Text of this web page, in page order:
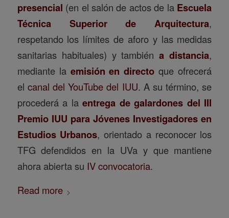
presencial (en el salón de actos de la Escuela
Técnica Superior de Arquitectura,
respetando los límites de aforo y las medidas
sanitarias habituales) y tambiéna distancia,
mediante la emisión en directo que ofrecerá
el canal del YouTube del IUU. A su término, se
procederá a laentrega de galardones del III
Premio IUU para Jóvenes Investigadores en
Estudios Urbanos, orientado a reconocer los
TFG defendidos en la UVa y que mantiene
ahora abierta su IV convocatoria.
Read more